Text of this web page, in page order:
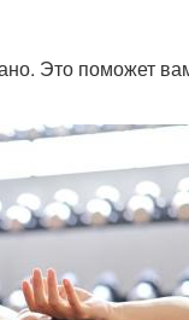
Это поможет